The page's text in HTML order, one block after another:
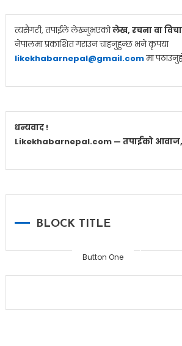
त्यसैगरी, तपाईंले लेख्नुभएकोलेख, रचना वा
नेपालमा प्रकाशित गराउन चाहनुहुन्छ भने कृपया
likekhabarnepal@gmail.comमा
धन्यवाद !
Likekhabarnepal.com — तपाईंको आवाज,
BLOCK TITLE
Button One